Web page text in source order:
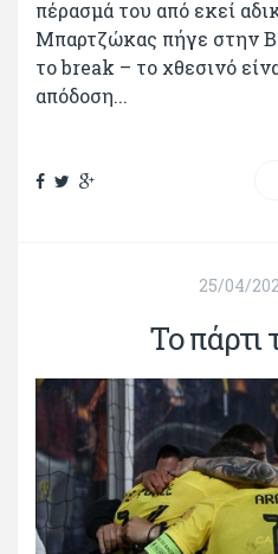
πέρασμά του από εκεί
Μπαρτζώκας πήγε στην
το break – το χθεσινό
απόδοση...
25/04/
Το